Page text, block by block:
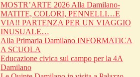
MOSTR’ARTE 2026 Alla Damilano-
MATITE, COLORI, PENNELLI…E
VIA!! PARTENZA PER UN VIAGGIO
INUSUALE…
Alla Primaria Damilano INFORMATICA
A SCUOLA
Educazione civica sul campo per la 4A
Damilano